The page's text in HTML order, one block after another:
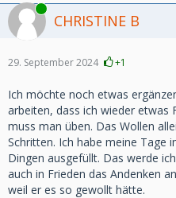
Online
CHRISTINE B
29. September 2024 +1
Ich möchte noch etwas
arbeiten, dass ich wieder etwas
muss man üben. Das Wollen
Schritten. Ich habe meine Tage
Dingen ausgefüllt. Das werde
auch in Frieden das Andenken
weil er es so gewollt hätte.